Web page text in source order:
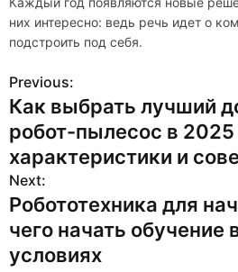
них интересно: ведь речь идет о
подстроить под себя.
Н
а
в
и
г
а
Previous:
Как выбрать лучший
робот-пылесос в
характеристики и
Next:
Робототехника для
чего начать
условиях